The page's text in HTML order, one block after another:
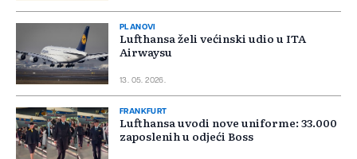
PLANOVI
Lufthansa želi većinski udio u ITA
Airwaysu
13. 05. 2026.
FRANKFURT
Lufthansa uvodi nove uniforme: 33.000
zaposlenih u odjeći Boss